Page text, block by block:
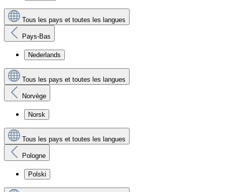
Tous les pays et toutes les langues
Pays-Bas
Nederlands
Tous les pays et toutes les langues
Norvège
Norsk
Tous les pays et toutes les langues
Pologne
Polski